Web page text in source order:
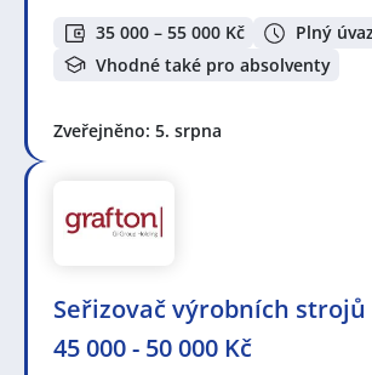
35 000 – 55 000 Kč
Plný
Vhodné také pro absolventy
Zveřejněno: 5. srpna
Seřizovač výrobních strojů
45 000 - 50 000 Kč